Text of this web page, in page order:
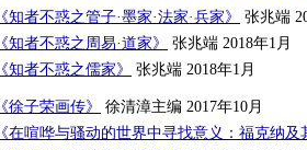
《知者不惑之管子·墨家·法家·兵家》
张兆端
《知者不惑之周易·道家》
张兆端 2018年1月
《知者不惑之儒家》
张兆端 2018年1月
《徐子荣画传》
徐清漳主编 2017年10月
《在喧哗与骚动的世界中寻找意义：福克纳及